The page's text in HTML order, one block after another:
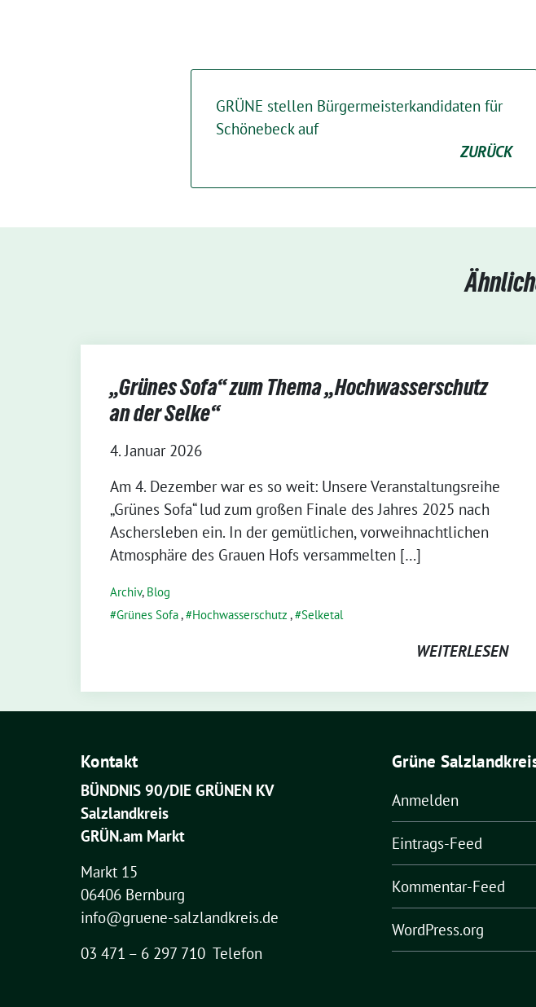
GRÜNE stellen Bürgermeisterkandidaten für
Schönebeck auf
ZURÜCK
„Grünes Sofa“ zum Thema „Hochwasserschutz
an der Selke“
4. Januar 2026
Am 4. Dezember war es so weit: Unsere Veranstaltungsreihe
„Grünes Sofa“ lud zum großen Finale des Jahres 2025 nach
Aschersleben ein. In der gemütlichen, vorweihnachtlichen
Atmosphäre des Grauen Hofs versammelten […]
Archiv, Blog
Grünes Sofa, Hochwasserschutz , Selketal
WEITERLESEN
Kontakt
BÜNDNIS 90/DIE GRÜNEN KV
Salzlandkreis
GRÜN.am Markt
Markt 15
06406 Bernburg
info@gruene-salzlandkreis.de
03 471 – 6 297 710 Telefon
Grüne
Anmelden
Eintrags-Feed
Kommentar-Feed
WordPress.org